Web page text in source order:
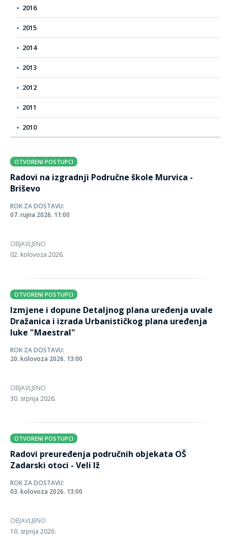
2016
2015
2014
2013
2012
2011
2010
OTVORENI POSTUPCI
Radovi na izgradnji Područne škole Murvica -
Briševo
ROK ZA DOSTAVU:
07. rujna 2026. 11:00
OBJAVLJENO
02. kolovoza 2026.
OTVORENI POSTUPCI
Izmjene i dopune Detaljnog plana uređenja uvale
Dražanica i izrada Urbanističkog plana uređenja
luke "Maestral"
ROK ZA DOSTAVU:
20. kolovoza 2026. 13:00
OBJAVLJENO
30. srpnja 2026.
OTVORENI POSTUPCI
Radovi preuređenja područnih objekata OŠ
Zadarski otoci - Veli Iž
ROK ZA DOSTAVU:
03. kolovoza 2026. 13:00
OBJAVLJENO
10. srpnja 2026.